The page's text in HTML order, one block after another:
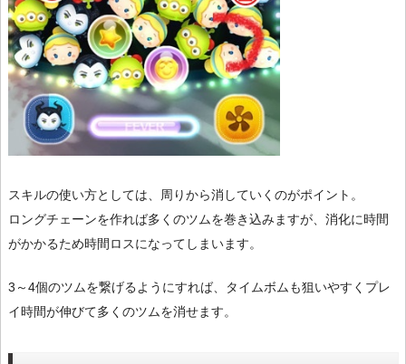
スキルの使い方としては、周りから消していくのがポイント。
ロングチェーンを作れば多くのツムを巻き込みますが、消化に時間
がかかるため時間ロスになってしまいます。
3～4個のツムを繋げるようにすれば、タイムボムも狙いやすくプレ
イ時間が伸びて多くのツムを消せます。